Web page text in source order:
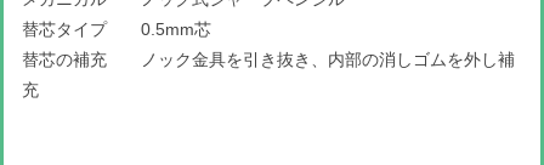
替芯タイプ 0.5mm芯
替芯の補充 ノック金具を引き抜き、内部の消しゴムを外し補
充